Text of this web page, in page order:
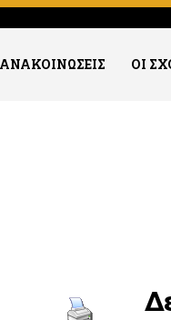
ΑΝΑΚΟΙΝΩΣΕΙΣ ΟΙ